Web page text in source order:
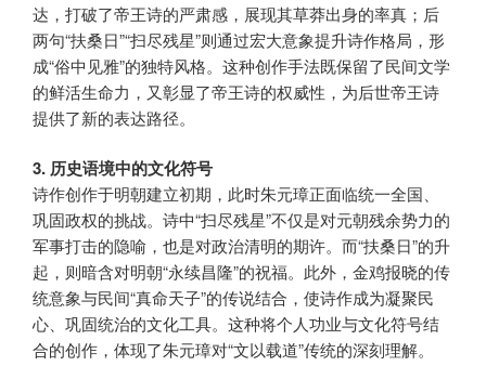
达，打破了帝王诗的严肃感，展现其草莽出身的率真；后
两句“扶桑日”“扫尽残星”则通过宏大意象提升诗作格局，形
成“俗中见雅”的独特风格。这种创作手法既保留了民间文学
的鲜活生命力，又彰显了帝王诗的权威性，为后世帝王诗
提供了新的表达路径。
3. 历史语境中的文化符号
诗作创作于明朝建立初期，此时朱元璋正面临统一全国、
巩固政权的挑战。诗中“扫尽残星”不仅是对元朝残余势力的
军事打击的隐喻，也是对政治清明的期许。而“扶桑日”的升
起，则暗含对明朝“永续昌隆”的祝福。此外，金鸡报晓的传
统意象与民间“真命天子”的传说结合，使诗作成为凝聚民
心、巩固统治的文化工具。这种将个人功业与文化符号结
合的创作，体现了朱元璋对“文以载道”传统的深刻理解。